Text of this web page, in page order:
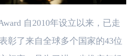
自2010年设立以来，已走
彰了来自全球多个国家的43位